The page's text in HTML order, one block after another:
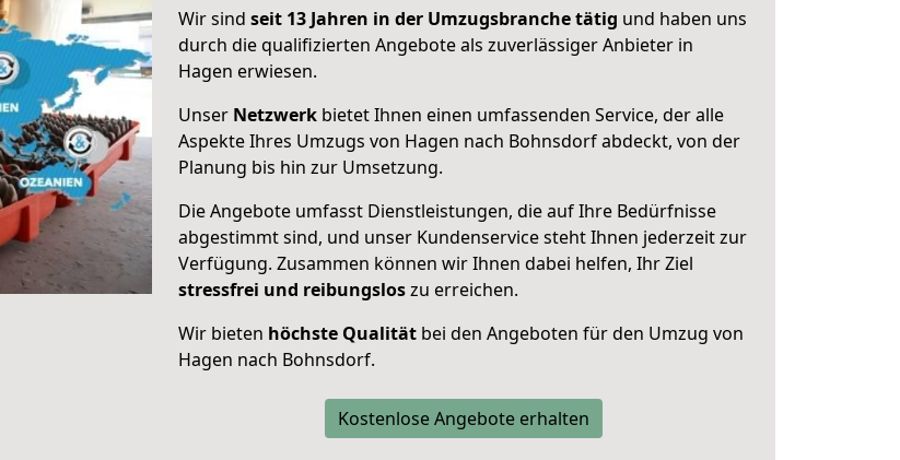
Wir sind seit 13 Jahren in der Umzugsbranche tätig und haben uns
durch die qualifizierten Angebote als zuverlässiger Anbieter in
Hagen erwiesen.
Unser Netzwerk bietet Ihnen einen umfassenden Service, der alle
Aspekte Ihres Umzugs von Hagen nach Bohnsdorf abdeckt, von der
Planung bis hin zur Umsetzung.
Die Angebote umfasst Dienstleistungen, die auf Ihre Bedürfnisse
abgestimmt sind, und unser Kundenservice steht Ihnen jederzeit zur
Verfügung. Zusammen können wir Ihnen dabei helfen, Ihr Ziel
stressfrei und reibungsloszu erreichen.
Wir bieten höchste Qualität bei den Angeboten für den Umzug von
Hagen nach Bohnsdorf.
Kostenlose Angebote erhalten